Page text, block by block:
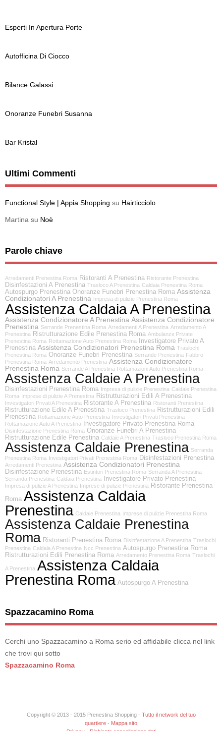
Esperti In Apertura Porte
Autofficina Di Ciocco
Bilance Galassi
Onoranze Funebri Susanna
Bar Kristal
Ultimi Commenti
Functional Style | Appia Shopping su Hairticciolo
Martina su Noè
Parole chiave
Arredamenti Prenestina Roma Ristoranti A Prenestina Ristorante Prenestina
Disinfestazioni A Prenestina Trasloco A Prenestina Caldaia Prenestina Roma
Autospurgo Prenestina Onoranze Funebri Prenestina Roma Assistenza
Condizionatori A Prenestina Impresa di pulizie Prenestina Roma
Assistenza Caldaia A Prenestina
Assistenza Condizionatore A Prenestina Assistenza Condizionatore
Prenestina Serrande Prenestina Roma Arredamenti A Prenestina Arredamento A
Prenestina Ristrutturazione Edile Prenestina Roma Ambulanze Private
Prenestina Roma Rottamazione Auto Prenestina Roma
Investigatore Privato A
Prenestina Assistenza Condizionatori Prenestina Roma Traslochi
Prenestina Roma Onoranze Funebri Prenestina Serrande Prenestina Fabbro
Prenestina Roma Arredamento Prenestina Assistenza Condizionatore
Prenestina Roma Serrande A Prenestina Rottamazioni Auto Prenestina Roma
Assistenza Caldaie A Prenestina
Disinfestazioni Prenestina Roma Impresa di pulizie Prenestina Caldaie Prenestina
Roma Imprese di pulizie A Prenestina Ristrutturazioni Edili A Prenestina
Investigatori Privati A Prenestina Ristorante A Prenestina Ristoranti Prenestina
Ristrutturazione Edile A Prenestina Trasloco Prenestina Ristrutturazioni Edili
Prenestina Rottamazione Auto Prenestina Investigatori Privati Prenestina
Rottamazione Auto A Prenestina
Investigatore Privato Prenestina Roma
Disinfestazione Prenestina Roma Onoranze Funebri A Prenestina
Ristrutturazione Edile Prenestina Caldaie A Prenestina Trasloco Prenestina Roma
Assistenza Caldaie Prenestina Serranda
Prenestina Roma Investigatori Privati Prenestina Roma Disinfestazioni Prenestina
Arredamenti Prenestina Assistenza Condizionatori Prenestina
Disinfestazione Prenestina Estintori Prenestina Roma Serranda A Prenestina
Serranda Prenestina Caldaia Prenestina Investigatore Privato Prenestina
Impresa di pulizie A Prenestina Imprese di pulizie Prenestina Ristorante Prenestina
Roma Assistenza Caldaia
Prenestina Caldaie Prenestina Imprese di pulizie Prenestina Roma
Assistenza Caldaie Prenestina
Roma Ristoranti Prenestina Roma Disinfestazione A Prenestina Traslochi
Prenestina Caldaia A Prenestina Ncc Prenestina Autospurgo Prenestina Roma
Ristrutturazioni Edili Prenestina Roma Arredamento Prenestina Roma Traslochi
A Prenestina Assistenza Caldaia
Prenestina Roma Autospurgo A Prenestina
Spazzacamino Roma
Cerchi uno Spazzacamino a Roma serio ed affidabile clicca nel link
che trovi qui sotto
Spazzacamino Roma
Copyright © 2013 - 2015 Prenestina Shopping - Tutto il network del tuo
quartiere - Mappa sito